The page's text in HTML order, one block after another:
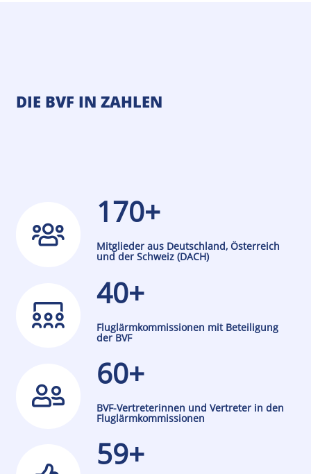
DIE BVF IN ZAHLEN
170+
Mitglieder aus Deutschland, Österreich
und der Schweiz (DACH)
40+
Fluglärmkommissionen mit Beteiligung
der BVF
60+
BVF-Vertreterinnen und Vertreter in den
Fluglärmkommissionen
59+